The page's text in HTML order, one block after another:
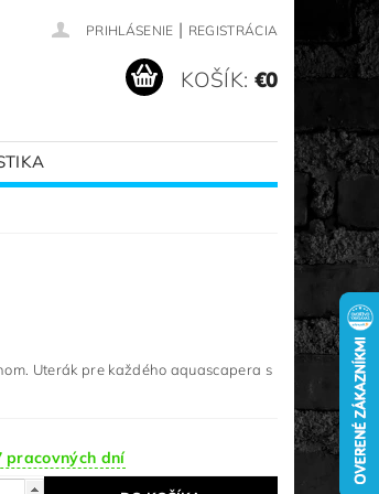
PRIHLÁSENIE | REGISTRÁCIA
KOŠÍK: €0
Uterák pre každého aquascapera s
pracovných dní